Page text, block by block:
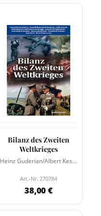
Bilanz des Zweiten
Weltkrieges
Heinz Guderian/Albert Kesselring/u.a.
Art.-Nr. 270784
38,00 €